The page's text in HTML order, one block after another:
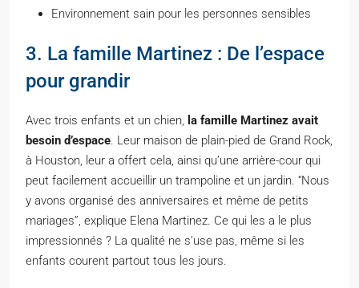
Environnement sain pour les personnes sensibles
3. La famille Martinez : De l’espace
pour grandir
Avec trois enfants et un chien,
la famille Martinez avait
besoin d’espace . Leur maison de plain-pied de Grand Rock,
à Houston, leur a offert cela, ainsi qu’une arrière-cour qui
peut facilement accueillir un trampoline et un jardin. “Nous
y avons organisé des anniversaires et même de petits
mariages”, explique Elena Martinez. Ce qui les a le plus
impressionnés ? La qualité ne s’use pas, même si les
enfants courent partout tous les jours.